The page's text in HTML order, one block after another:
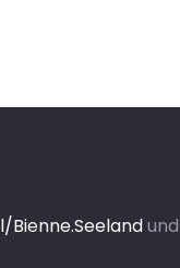
Bienne.Seeland